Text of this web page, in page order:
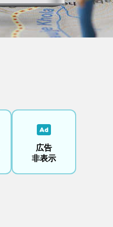
広告
非表示